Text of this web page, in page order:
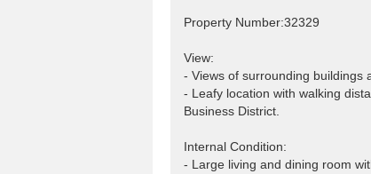
Property Number:32329
View:
- Views of surrounding buildings
- Leafy location with walking
Business District.
Internal Condition:
- Large living and dining room